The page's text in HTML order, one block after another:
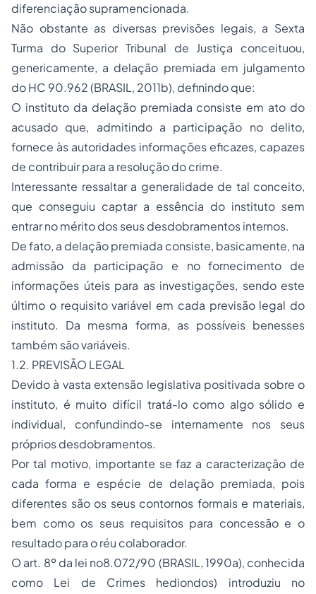
diferenciação supramencionada.
Não obstante as diversas previsões legais, a Sexta
Turma do Superior Tribunal de Justiça conceituou,
genericamente, a delação premiada em julgamento
do HC 90.962 (BRASIL, 2011b), definindo que:
O instituto da delação premiada consiste em ato do
acusado que, admitindo a participação no delito,
fornece às autoridades informações eficazes, capazes
de contribuir para a resolução do crime.
Interessante ressaltar a generalidade de tal conceito,
que conseguiu captar a essência do instituto sem
entrar no mérito dos seus desdobramentos internos.
De fato, a delação premiada consiste, basicamente, na
admissão da participação e no fornecimento de
informações úteis para as investigações, sendo este
último o requisito variável em cada previsão legal do
instituto. Da mesma forma, as possíveis benesses
também são variáveis.
1.2. PREVISÃO LEGAL
Devido à vasta extensão legislativa positivada sobre o
instituto, é muito difícil tratá-lo como algo sólido e
individual, confundindo-se internamente nos seus
próprios desdobramentos.
Por tal motivo, importante se faz a caracterização de
cada forma e espécie de delação premiada, pois
diferentes são os seus contornos formais e materiais,
bem como os seus requisitos para concessão e o
resultado para o réu colaborador.
O art. 8º da lei no8.072/90 (BRASIL, 1990a), conhecida
como Lei de Crimes hediondos) introduziu no